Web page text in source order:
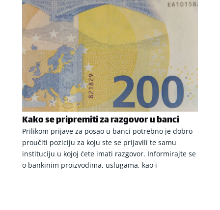
Kako se pripremiti za razgovor u banci
Prilikom prijave za posao u banci potrebno je dobro
proučiti poziciju za koju ste se prijavili te samu
instituciju u kojoj ćete imati razgovor. Informirajte se
o bankinim proizvodima, uslugama, kao i